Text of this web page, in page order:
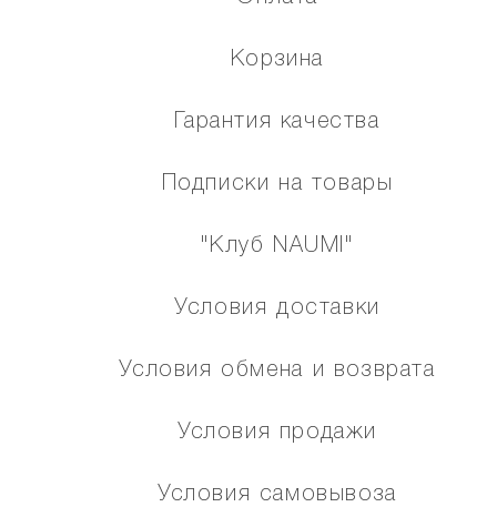
Корзина
Гарантия качества
Подписки на товары
"Клуб NAUMI"
Условия доставки
Условия обмена и возврата
Условия продажи
Условия самовывоза